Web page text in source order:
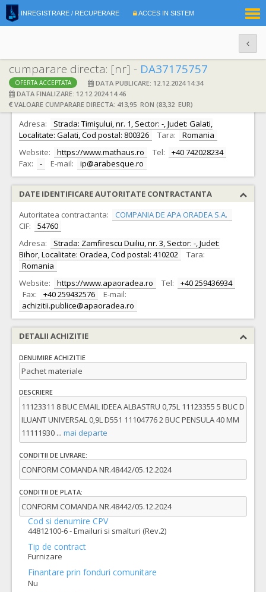
INREGISTRARE / RECUPERARE ACCES IN SISTEM
cumparare directa: [nr] - DA37175757
OFERTA ACCEPTATA
DATA PUBLICARE: 12.12.2024 14:34
DATA FINALIZARE: 12.12.2024 14:46
VALOARE CUMPARARE DIRECTA: 413,95 RON (83,32 EUR)
DATE IDENTIFICARE OFERTANT
Ofertant: S.C. ARABESQUE S.R.L. CIF: 5340801
Adresa:
Strada: Timişului, nr. 1, Sector: -, Judet: Galati,
Localitate: Galati, Cod postal: 800326
Tara:
Romania
Website:
https://www.mathaus.ro Tel:
+40 742028234
Fax:
- E-mail: ip@arabesque.ro
DATE IDENTIFICARE AUTORITATE CONTRACTANTA
Autoritatea contractanta:
COMPANIA DE APA ORADEA S.A.
CIF:
54760
Adresa:
Strada: Zamfirescu Duiliu, nr. 3, Sector: -, Judet:
Bihor, Localitate: Oradea, Cod postal: 410202
Tara:
Romania
Website:
https://www.apaoradea.ro Tel:
+40 259436934
Fax:
+40 259432576
E-mail:
achizitii.publice@apaoradea.ro
DETALII ACHIZITIE
DENUMIRE ACHIZITIE
Pachet materiale
DESCRIERE
11123311 8 BUC EMAIL IDEEA ALBASTRU 0,75L 11123355 5 BUC D
ILUANT UNIVERSAL 0,9L D551 11104776 2 BUC PENSULA 40 MM
11111930 ... mai departe
CONDITII DE LIVRARE:
CONFORM COMANDA NR.48442/05.12.2024
CONDITII DE PLATA:
CONFORM COMANDA NR.48442/05.12.2024
Cod si denumire CPV
44812100-6 - Emailuri si smalturi (Rev.2)
Tip de contract
Furnizare
Finantare prin fonduri comunitare
Nu